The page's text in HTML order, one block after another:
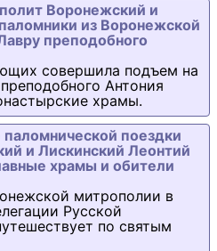
Воронежский и
из Воронежской
преподобного
совершила подъем на
Антония
храмы.
поездки
и Лискинский Леонтий
храмы и обители
митрополии в
Русской
по святым